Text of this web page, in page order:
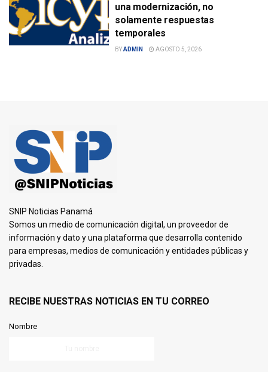
una modernización, no
solamente respuestas
temporales
BYADMIN AGOSTO 5, 2026
SNIP Noticias Panamá
Somos un medio de comunicación digital, un proveedor de
información y dato y una plataforma que desarrolla contenido
para empresas, medios de comunicación y entidades públicas y
privadas.
RECIBE NUESTRAS NOTICIAS EN TU CORREO
Nombre